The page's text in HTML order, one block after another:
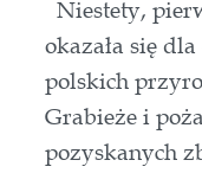
Niestety,
okazała się
polskich
Grabieże i
pozyskanych